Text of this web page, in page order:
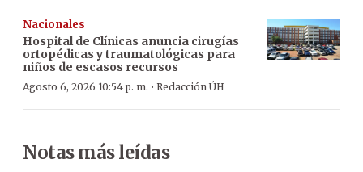
Nacionales
Hospital de Clínicas anuncia cirugías
ortopédicas y traumatológicas para
niños de escasos recursos
Agosto 6, 2026 10:54 p. m. · Redacción ÚH
Notas más leídas